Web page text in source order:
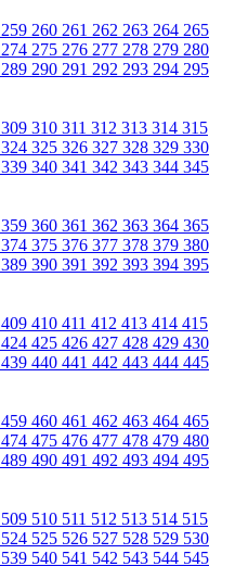
259 260 261 262 263 264 265
274 275 276 277 278 279 280
289 290 291 292 293 294 295
309 310 311 312 313 314 315
324 325 326 327 328 329 330
339 340 341 342 343 344 345
359 360 361 362 363 364 365
374 375 376 377 378 379 380
389 390 391 392 393 394 395
409 410 411 412 413 414 415
424 425 426 427 428 429 430
439 440 441 442 443 444 445
459 460 461 462 463 464 465
474 475 476 477 478 479 480
489 490 491 492 493 494 495
509 510 511 512 513 514 515
524 525 526 527 528 529 530
539 540 541 542 543 544 545